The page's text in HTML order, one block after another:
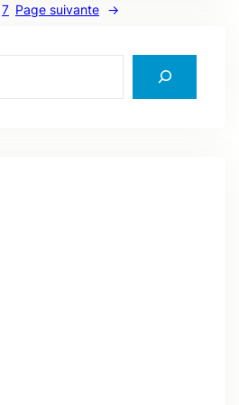
7 Page suivante →